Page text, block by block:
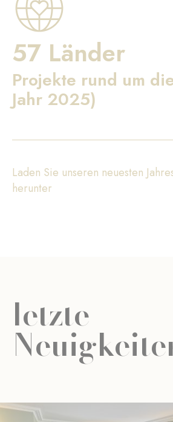
57 Länder
Projekte rund um
Jahr 2025)
Laden Sie unseren neuesten
herunter
letzte